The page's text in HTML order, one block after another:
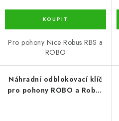
Pro pohony Nice Robus RBS a
ROBO
Náhradní odblokovací klíč
pro pohony ROBO a Robus